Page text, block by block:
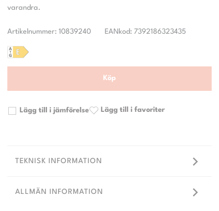
Artikelnummer: 10839240 EANkod: 7392186323435
Köp
Lägg till i jämförelse Lägg till i favoriter
TEKNISK INFORMATION
ALLMÄN INFORMATION